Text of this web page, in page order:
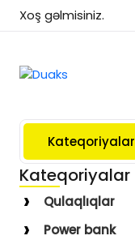
Xoş gəlmisiniz.
Kateqoriyalar
Kateqoriyalar
Qulaqlıqlar
Simli Qulaqlıqlar
Power bank